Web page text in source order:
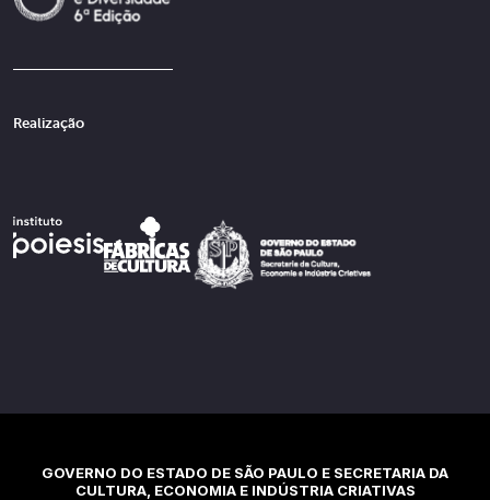
Realização
GOVERNO DO ESTADO DE SÃO PAULO E SECRETARIA DA
CULTURA, ECONOMIA E INDÚSTRIA CRIATIVAS